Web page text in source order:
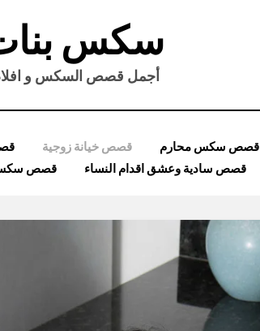
سكس
أجمل قصص السكس و
قصص سكس محارم قصص خيانة زوجية
قصص سادية وعشق اقدام النساء قصص